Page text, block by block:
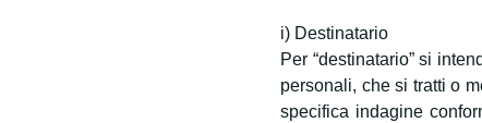
i) Destinatario
Per “destinatario” si
personali, che si tratti o
specifica indagine